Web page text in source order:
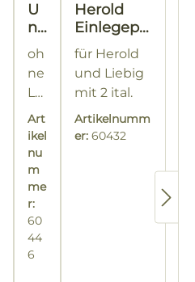
U
ni
ve
rs
al
D
ec
ke
l -
U
nt
er
e
D
ä
oh
ne
Lo
ch
un
d
oh
ne
Sp
lin
tri
Art
ikel
nu
m
me
r:
60
44
6
Herold
Einlegepla
tte
für Herold
und Liebig
mit 2 ital.
Bienenfluc
hten
Artikelnumm
er: 60432